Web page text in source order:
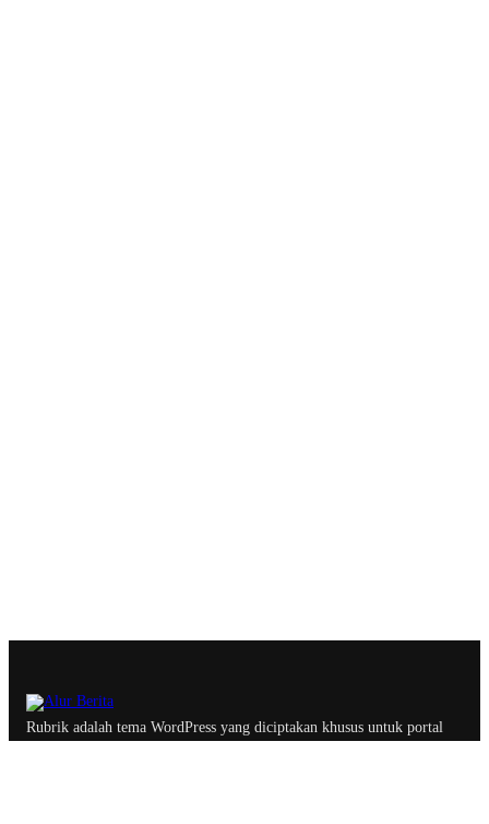
Rubrik adalah tema WordPress yang diciptakan khusus untuk portal